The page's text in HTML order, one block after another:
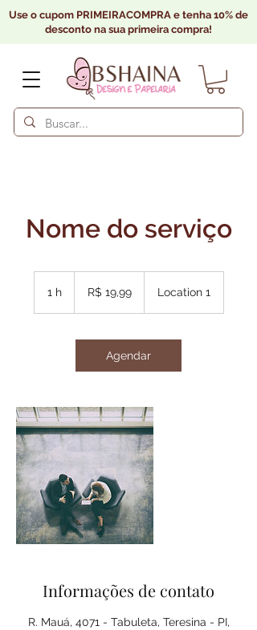
Use o cupom PRIMEIRACOMPRA e tenha 10% de
desconto na sua primeira compra!
Nome do serviço
1 h1
brasileiros
R$ 19,99 Location 1
Agendar
Informações de contato
R. Mauá, 4071 - Tabuleta, Teresina - PI,